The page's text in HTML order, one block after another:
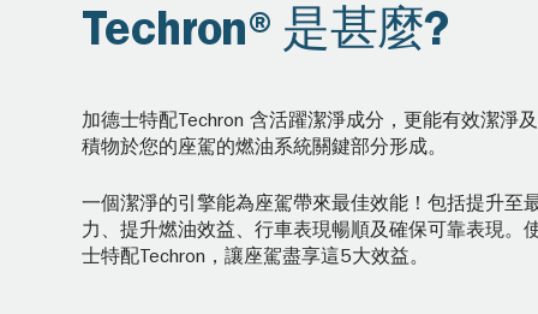
Techron®是甚麼?
加德士特配Techron 含活躍潔淨成分，更能有效潔淨
積物於您的座駕的燃油系統關鍵部分形成。
一個潔淨的引擎能為座駕帶來最佳效能！包括提升至
力、提升燃油效益、行車表現暢順及確保可靠表現。
士特配Techron，讓座駕盡享這5大效益。